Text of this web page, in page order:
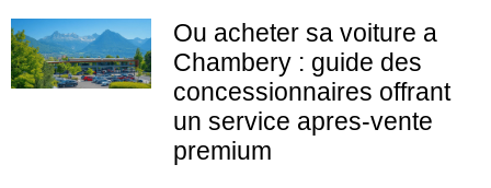
Ou acheter sa voiture a
Chambery : guide des
concessionnaires offrant
un service apres-vente
premium